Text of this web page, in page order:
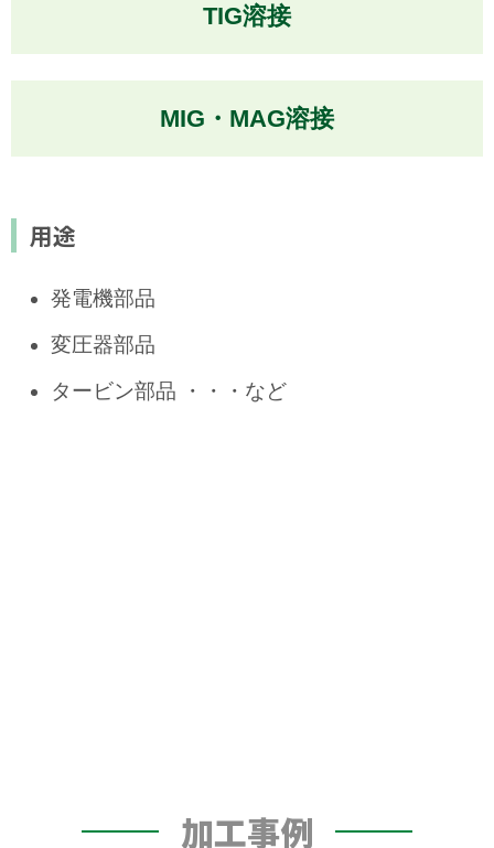
TIG溶接
MIG・MAG溶接
用途
発電機部品
変圧器部品
タービン部品 ・・・など
加工事例